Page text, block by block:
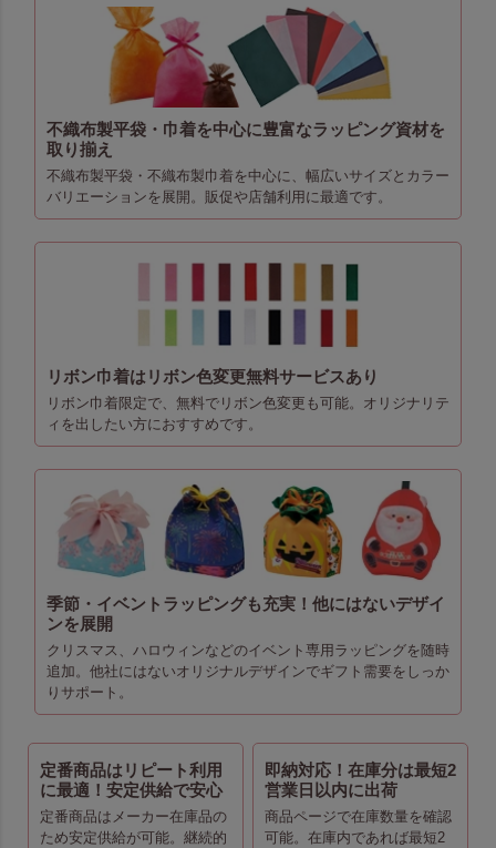
不織布製平袋・巾着を中心に豊富なラッピング資材を
取り揃え
不織布製平袋・不織布製巾着を中心に、幅広いサイズとカラー
バリエーションを展開。販促や店舗利用に最適です。
リボン巾着はリボン色変更無料サービスあり
リボン巾着限定で、無料でリボン色変更も可能。オリジナリテ
ィを出したい方におすすめです。
季節・イベントラッピングも充実！他にはないデザイ
ンを展開
クリスマス、ハロウィンなどのイベント専用ラッピングを随時
追加。他社にはないオリジナルデザインでギフト需要をしっか
りサポート。
定番商品はリピート利用
に最適！安定供給で安心
定番商品はメーカー在庫品の
ため安定供給が可能。継続的
即納対応！在庫分は最短2
営業日以内に出荷
商品ページで在庫数量を確認
可能。在庫内であれば最短2